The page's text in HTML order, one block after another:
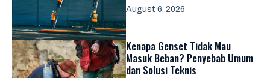
August 6, 2026
Kenapa Genset Tidak Mau
Masuk Beban? Penyebab Umum
dan Solusi Teknis